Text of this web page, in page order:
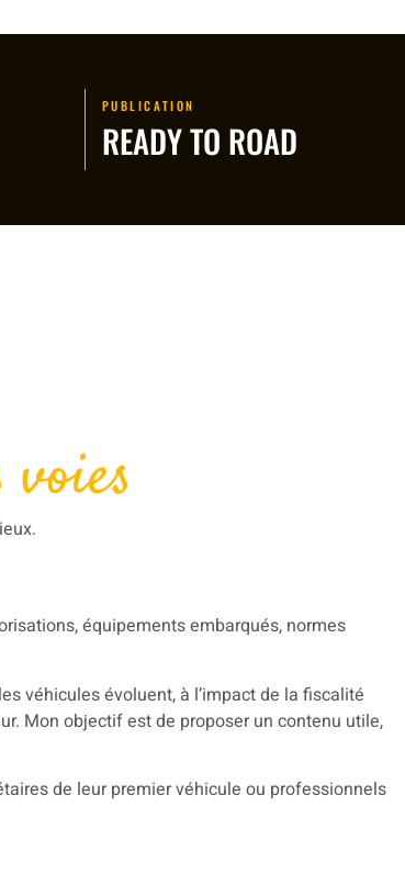
PUBLICATION
READY TO ROAD
équipements embarqués, normes
véhicules évoluent, à l’impact de la fiscalité
Mon objectif est de proposer un contenu utile,
de leur premier véhicule ou professionnels